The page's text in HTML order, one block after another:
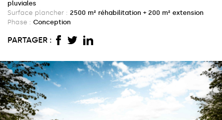
pluviales
Surface plancher : 2500 m² réhabilitation + 200 m² extension
Phase : Conception
PARTAGER :